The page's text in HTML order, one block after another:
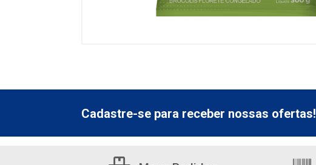
Cadastre-se para receber nossas ofertas!